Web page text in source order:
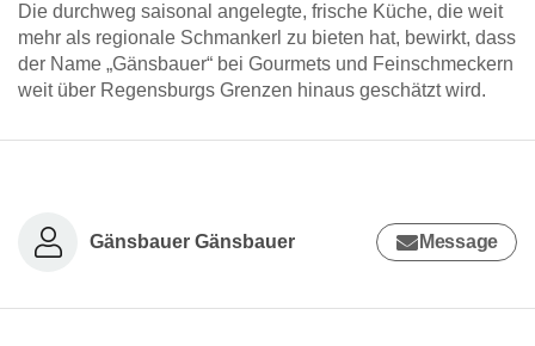
Die durchweg saisonal angelegte, frische Küche, die weit
mehr als regionale Schmankerl zu bieten hat, bewirkt, dass
der Name „Gänsbauer“ bei Gourmets und Feinschmeckern
weit über Regensburgs Grenzen hinaus geschätzt wird.
Gänsbauer Gänsbauer Message